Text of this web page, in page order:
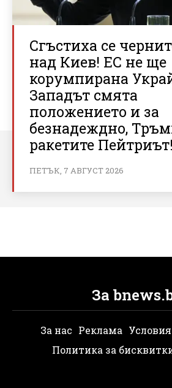
Сгъстиха се
над Киев! ЕС не ще
корумпирана
Западът смята
положението и за
безнадеждно,
ракетите Пейтриът!
ПЕТЪК, 7 АВГУСТ 2026
За
За нас Реклама
Политика за